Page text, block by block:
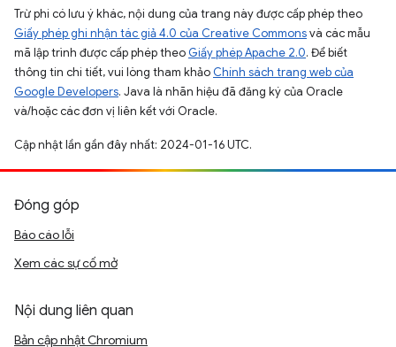
Trừ phi có lưu ý khác, nội dung của trang này được cấp phép theo
Giấy phép ghi nhận tác giả 4.0 của Creative Commonsvà các mẫu
mã lập trình được cấp phép theo Giấy phép Apache 2.0. Để biết
thông tin chi tiết, vui lòng tham khảo Chính sách trang web của
Google Developers. Java là nhãn hiệu đã đăng ký của Oracle
và/hoặc các đơn vị liên kết với Oracle.
Cập nhật lần gần đây nhất: 2024-01-16 UTC.
Đóng góp
Báo cáo lỗi
Xem các sự cố mở
Nội dung liên quan
Bản cập nhật Chromium